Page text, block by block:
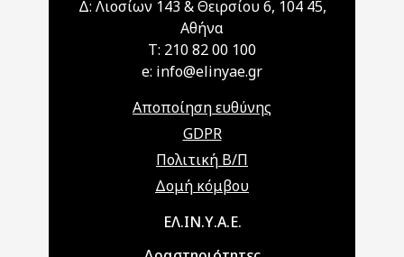
Δ: Λιοσίων 143 & Θειρσίου 6, 104 45,
Αθήνα
T: 210 82 00 100
e: info@elinyae.gr
Αποποίηση ευθύνης
GDPR
Πολιτική Β/Π
Δομή κόμβου
Main navigationΕΛ.ΙΝ.Υ.Α.Ε.